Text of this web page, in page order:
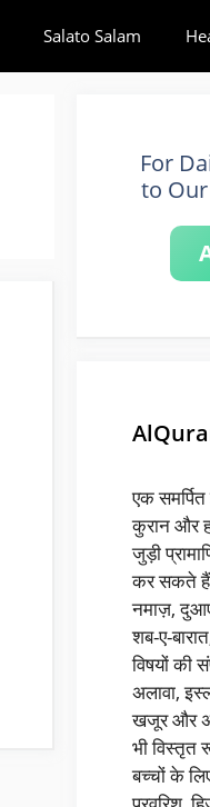
Salato Salam
For
to
एक
कुरान और
जुड़ी
कर सकते
नमाज़,
शब-ए-
विषयों की
अलावा,
खजूर और
भी विस्तृत
बच्चों के